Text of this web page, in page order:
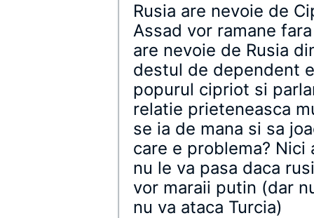
Rusia are nevoie de
Assad vor ramane
are nevoie de Rusia
destul de dependent
popurul cipriot si
relatie prieteneasca
se ia de mana si sa
care e problema?
nu le va pasa daca
vor maraii putin (dar
nu va ataca Turcia)